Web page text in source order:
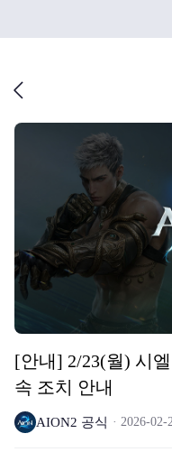
[안내] 2/23(월) 시
속 조치 안내
AION2 공식 2026-02-